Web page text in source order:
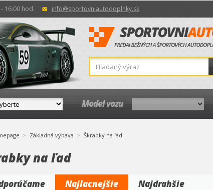
16:00 hod. info@sportovniautodoplnky.sk
Model vozu
Základná výbava Škrabky na ľad
na ľad
Najlacnejšie Najdrahšie